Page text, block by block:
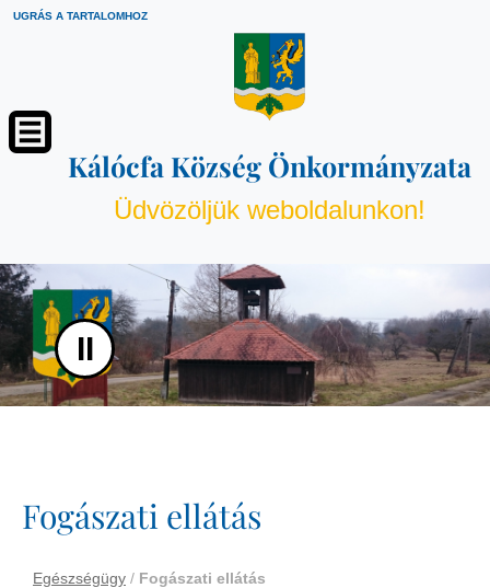
UGRÁS A TARTALOMHOZ
Kálócfa Község Önkormányzata
Üdvözöljük weboldalunkon!
II
Fogászati ellátás
Egészségügy / Fogászati ellátás